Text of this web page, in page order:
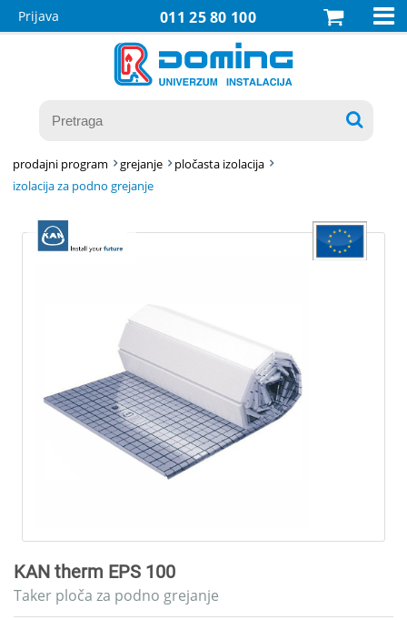
011 25 80 100
Prijava 

prodajni program grejanje
pločasta izolacija
izolacija za podno grejanje
KAN therm EPS 100
Taker ploča za podno grejanje